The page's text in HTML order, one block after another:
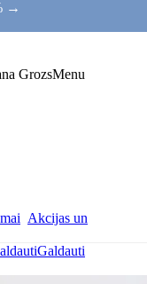
→
GrozsMenu
Akcijas un
Galdauti